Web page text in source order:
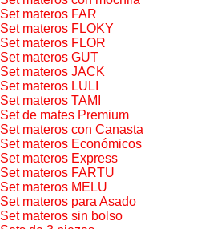
Set materos FAR
Set materos FLOKY
Set materos FLOR
Set materos GUT
Set materos JACK
Set materos LULI
Set materos TAMI
Set de mates Premium
Set materos con Canasta
Set materos Económicos
Set materos Express
Set materos FARTU
Set materos MELU
Set materos para Asado
Set materos sin bolso